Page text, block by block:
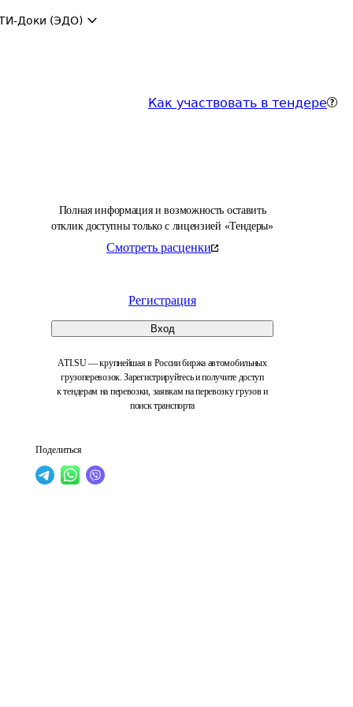
Доки (ЭДО)
Как участвовать в тендере
Полная информация и возможность оставить
отклик доступны только с лицензией «Тендеры»
Смотреть расценки
Регистрация
Вход
ATI.SU — крупнейшая в России биржа автомобильных
грузоперевозок. Зарегистрируйтесь и получите доступ
к тендерам на перевозки, заявкам на перевозку грузов и
поиск транспорта
Поделиться